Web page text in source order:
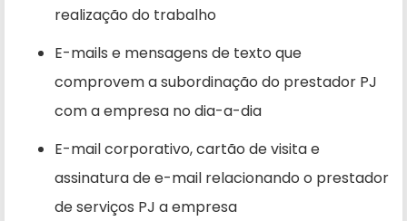
realização do trabalho
E-mails e mensagens de texto que
comprovem a subordinação do prestador PJ
com a empresa no dia-a-dia
E-mail corporativo, cartão de visita e
assinatura de e-mail relacionando o prestador
de serviços PJ a empresa